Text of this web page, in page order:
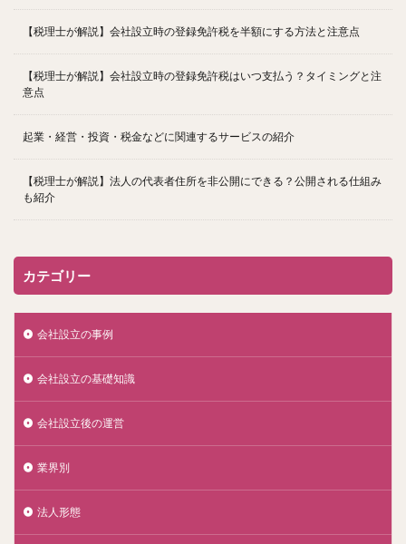
【税理士が解説】会社設立時の登録免許税を半額にする方法と注意点
【税理士が解説】会社設立時の登録免許税はいつ支払う？タイミングと注
意点
起業・経営・投資・税金などに関連するサービスの紹介
【税理士が解説】法人の代表者住所を非公開にできる？公開される仕組み
も紹介
カテゴリー
会社設立の事例
会社設立の基礎知識
会社設立後の運営
業界別
法人形態